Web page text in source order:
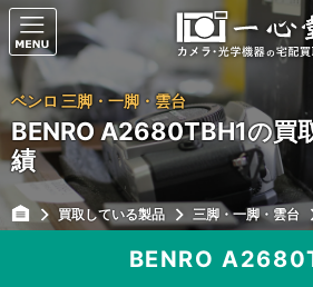
ベンロ 三脚・一脚・雲台
BENRO A2680TBH1の買
績
買取している製品 三脚・一脚・雲台
BENRO